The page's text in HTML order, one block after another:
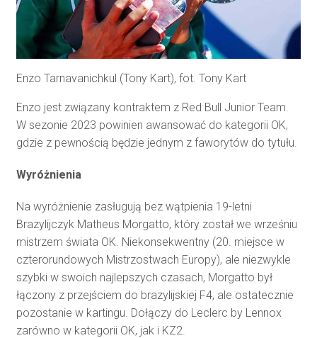
Enzo Tarnavanichkul (Tony Kart), fot. Tony Kart
Enzo jest związany kontraktem z Red Bull Junior Team.
W sezonie 2023 powinien awansować do kategorii OK,
gdzie z pewnością będzie jednym z faworytów do tytułu.
Wyróżnienia
Na wyróżnienie zasługują bez wątpienia 19-letni
Brazylijczyk Matheus Morgatto, który został we wrześniu
mistrzem świata OK. Niekonsekwentny (20. miejsce w
czterorundowych Mistrzostwach Europy), ale niezwykle
szybki w swoich najlepszych czasach, Morgatto był
łączony z przejściem do brazylijskiej F4, ale ostatecznie
pozostanie w kartingu. Dołączy do Leclerc by Lennox
zarówno w kategorii OK, jak i KZ2.